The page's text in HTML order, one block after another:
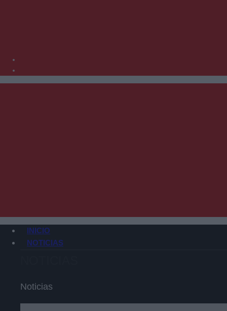
INICIO
NOTICIAS
Noticias